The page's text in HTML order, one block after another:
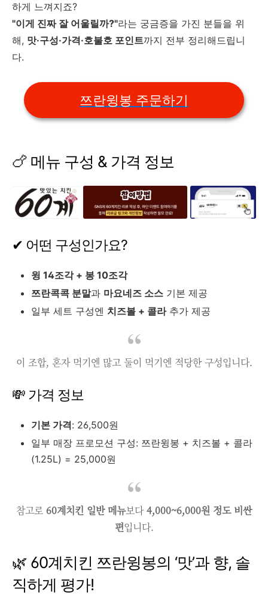
하게 느껴지죠?
"이게 진짜 잘 어울릴까?"라는 궁금증을 가진 분들을 위
해, 맛·구성·가격·호불호 포인트까지 전부 정리해드립니
다.
쯔란윙봉 주문하기
🍗 메뉴 구성 & 가격 정보
✔ 어떤 구성인가요?
윙 14조각 + 봉 10조각
쯔란콕콕 분말과 마요네즈 소스 기본 제공
일부 세트 구성엔 치즈볼 + 콜라추가 제공
이 조합, 혼자 먹기엔 많고 둘이 먹기엔 적당한 구성입니다.
💸 가격 정보
기본 가격: 26,500원
일부 매장 프로모션 구성: 쯔란윙봉 + 치즈볼 + 콜라
(1.25L) = 25,000원
참고로 60계치킨 일반 메뉴보다4,000~6,000원 정도 비싼
편입니다.
🌿 60계치킨 쯔란윙봉의 ‘맛’과 향, 솔
직하게 평가!